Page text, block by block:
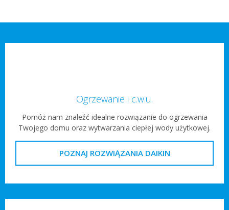
Ogrzewanie i c.w.u.
Pomóż nam znaleźć idealne rozwiązanie do ogrzewania
Twojego domu oraz wytwarzania ciepłej wody użytkowej.
POZNAJ ROZWIĄZANIA DAIKIN